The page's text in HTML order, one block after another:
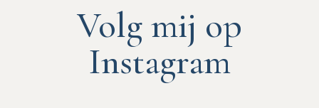
Volg mij op
Instagram